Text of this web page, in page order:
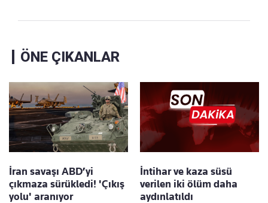
ÖNE ÇIKANLAR
İran savaşı ABD’yi
çıkmaza sürükledi! 'Çıkış
yolu' aranıyor
İntihar ve kaza süsü
verilen iki ölüm daha
aydınlatıldı